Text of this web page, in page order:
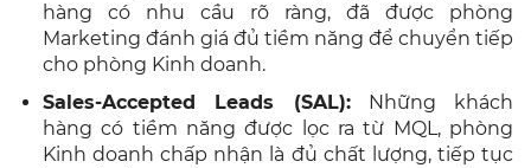
hàng có nhu cầu rõ ràng, đã được phòng
Marketing đánh giá đủ tiềm năng để chuyển tiếp
cho phòng Kinh doanh.
Sales-Accepted Leads (SAL):Những khách
hàng có tiềm năng được lọc ra từ MQL, phòng
Kinh doanh chấp nhận là đủ chất lượng, tiếp tục